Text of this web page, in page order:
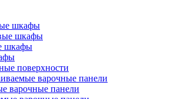
шкафы
шкафы
шкафы
поверхности
варочные панели
варочные панели